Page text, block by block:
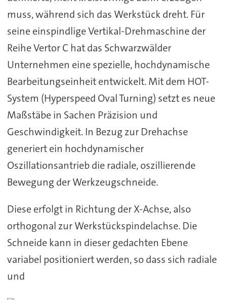
muss, während sich das Werkstück dreht. Für
seine einspindlige Vertikal-Drehmaschine der
Reihe Vertor C hat das Schwarzwälder
Unternehmen eine spezielle, hochdynamische
Bearbeitungseinheit entwickelt. Mit dem HOT-
System (Hyperspeed Oval Turning) setzt es neue
Maßstäbe in Sachen Präzision und
Geschwindigkeit. In Bezug zur Drehachse
generiert ein hochdynamischer
Oszillationsantrieb die radiale, oszillierende
Bewegung der Werkzeugschneide.
Diese erfolgt in Richtung der X-Achse, also
orthogonal zur Werkstückspindelachse. Die
Schneide kann in dieser gedachten Ebene
variabel positioniert werden, so dass sich radiale
und